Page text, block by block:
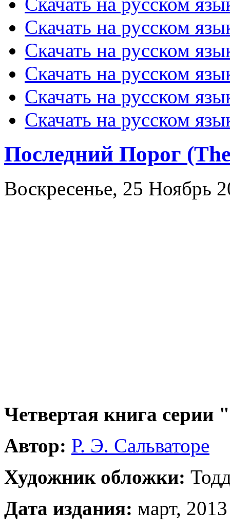
Скачать на русском
Скачать на русском
Скачать на русском
Скачать на русском
Скачать на русском
Последний Порог
Воскресенье, 25 Ноябрь
Четвертая книга серии
Автор: Р. Э. Сальваторе
Художник обложки:
Дата издания: март, 2013